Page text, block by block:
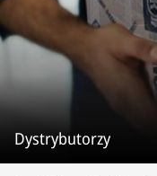
Dystrybutorzy